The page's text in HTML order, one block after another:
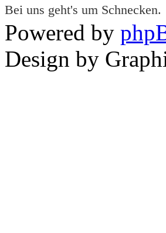
Bei uns geht's um Schnecken.
Powered by
Design by